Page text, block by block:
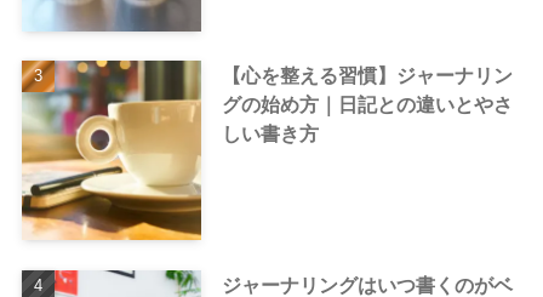
【心を整える習慣】ジャーナリン
グの始め方｜日記との違いとやさ
しい書き方
ジャーナリングはいつ書くのがベ